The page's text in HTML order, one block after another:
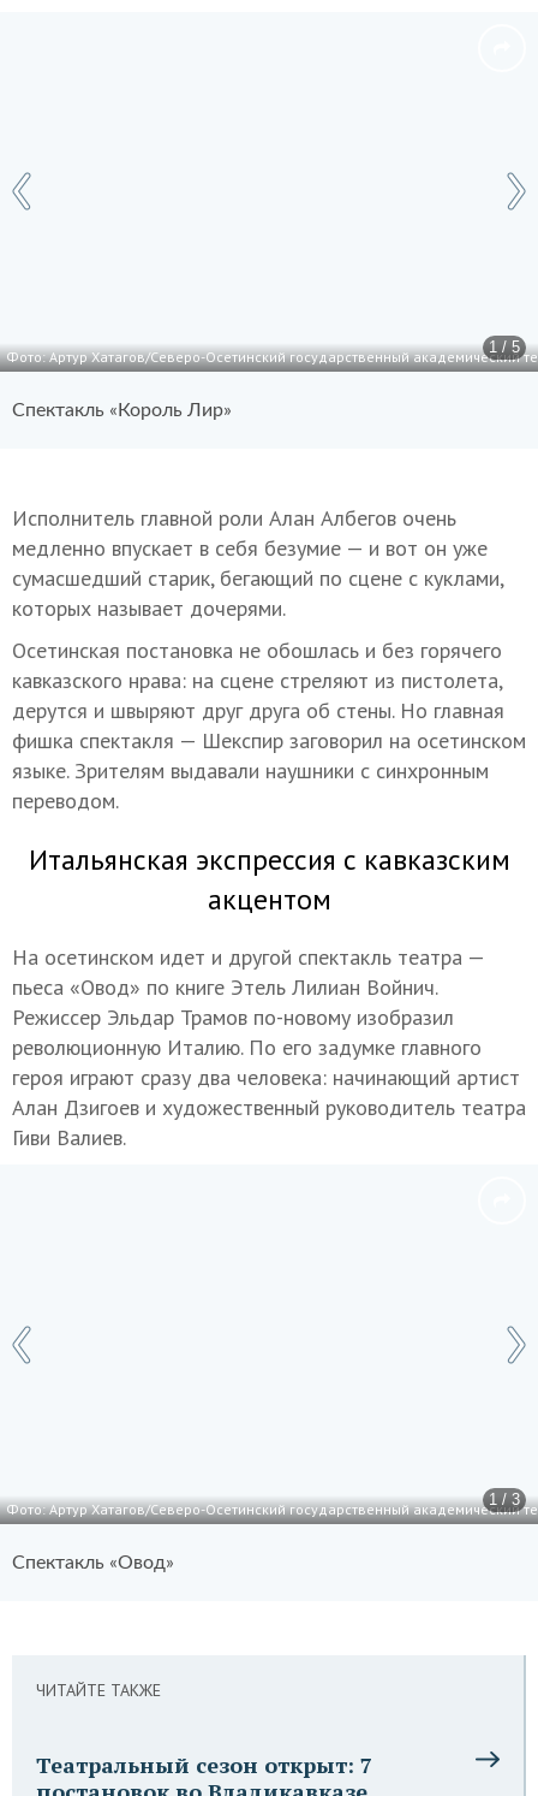
1 / 5
Фото: Артур Хатагов/Северо-Осетинский государственный академический
Спектакль «Король Лир»
Исполнитель главной роли Алан Албегов очень
медленно впускает в себя безумие — и вот он уже
сумасшедший старик, бегающий по сцене с куклами,
которых называет дочерями.
Осетинская постановка не обошлась и без горячего
кавказского нрава: на сцене стреляют из пистолета,
дерутся и швыряют друг друга об стены. Но главная
фишка спектакля — Шекспир заговорил на осетинском
языке. Зрителям выдавали наушники с синхронным
переводом.
Итальянская экспрессия с кавказским
акцентом
На осетинском идет и другой спектакль театра —
пьеса «Овод» по книге Этель Лилиан Войнич.
Режиссер Эльдар Трамов по-новому изобразил
революционную Италию. По его задумке главного
героя играют сразу два человека: начинающий артист
Алан Дзигоев и художественный руководитель театра
Гиви Валиев.
1 / 3
Фото: Артур Хатагов/Северо-Осетинский государственный академический
Спектакль «Овод»
ЧИТАЙТЕ ТАКЖЕ
Театральный сезон открыт: 7